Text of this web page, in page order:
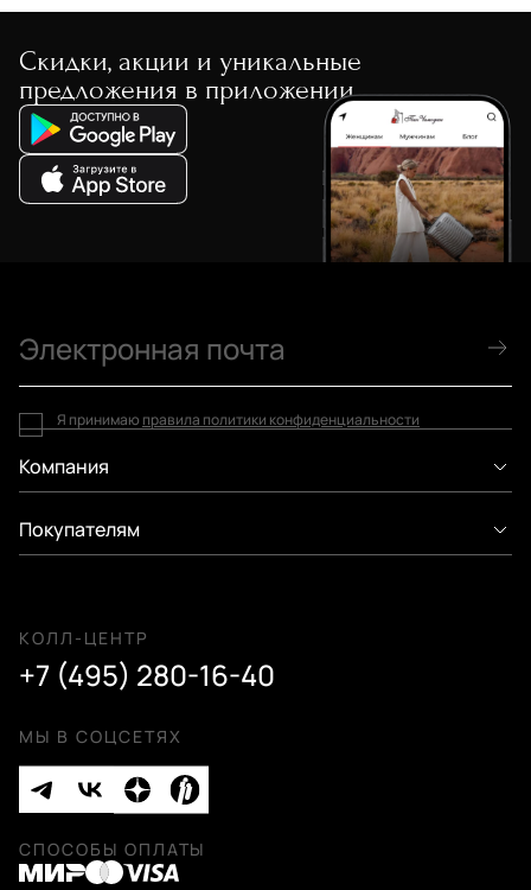
Скидки, акции и уникальные
предложения в приложении
Компания
Покупателям
КОЛЛ-ЦЕНТР
+7 (495) 280-16-40
МЫ В СОЦСЕТЯХ
Я принимаю правила политики конфиденциальности
СПОСОБЫ ОПЛАТЫ